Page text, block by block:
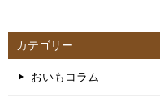
カテゴリー
おいもコラム